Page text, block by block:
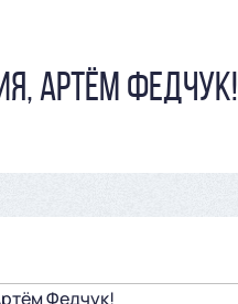
АРТЁМ ФЕДЧУК!